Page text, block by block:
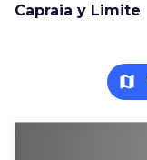
Capraia y Limite
map